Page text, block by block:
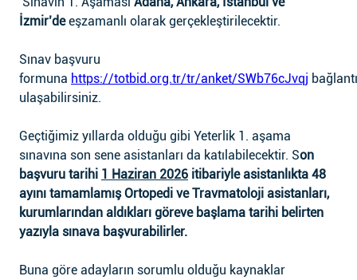
İzmir’deeşzamanlı olarak gerçekleştirilecektir.
Sınav başvuru
formuna https://totbid.org.tr/tr/anket/SWb76cJvqj
ulaşabilirsiniz.
Geçtiğimiz yıllarda olduğu gibi Yeterlik 1. aşama
sınavına son sene asistanları da katılabilecektir. Son
başvuru tarihi 1 Haziran 2026 itibariyle asistanlıkta 48
ayını tamamlamış Ortopedi ve Travmatoloji asistanları,
kurumlarından aldıkları göreve başlama tarihi belirten
yazıyla sınava başvurabilirler.
Buna göre adayların sorumlu olduğu kaynaklar